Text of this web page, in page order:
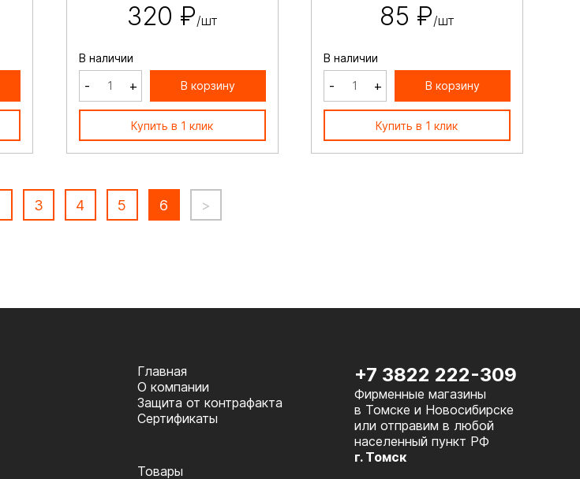
320 ₽/шт
В наличии
- + В корзину
Купить в 1 клик
85 ₽/шт
В наличии
- + В корзину
Купить в 1 клик
3 4 5 6 >
Главная
О компании
Защита от контрафакта
Сертификаты
Товары
+7 3822 222-309
Фирменные магазины
в Томске и Новосибирске
или отправим в любой
населенный пункт РФ
г. Томск